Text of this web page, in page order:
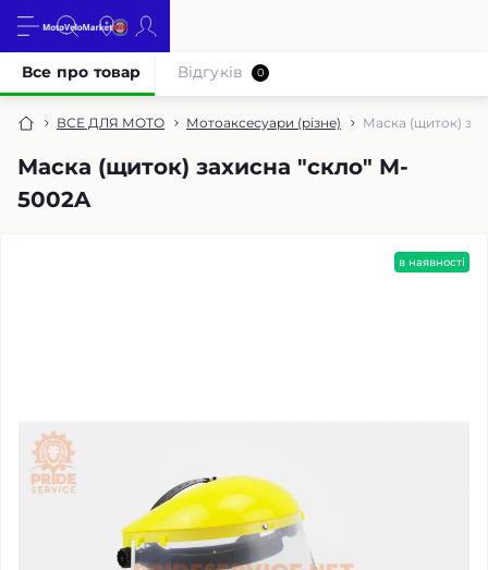
ВСЕ ДЛЯ МОТО Мотоаксесуари (різне) Маска (щиток)
Маска (щиток) захисна "скло" M-
5002A
Все про товар Відгуків 0
в наявності